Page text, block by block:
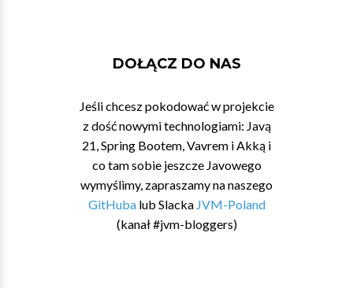
DOŁĄCZ DO NAS
Jeśli chcesz pokodować w projekcie
z dość nowymi technologiami: Javą
21, Spring Bootem, Vavrem i Akką i
co tam sobie jeszcze Javowego
wymyślimy, zapraszamy na naszego
GitHubalub Slacka JVM-Poland
(kanał #jvm-bloggers)